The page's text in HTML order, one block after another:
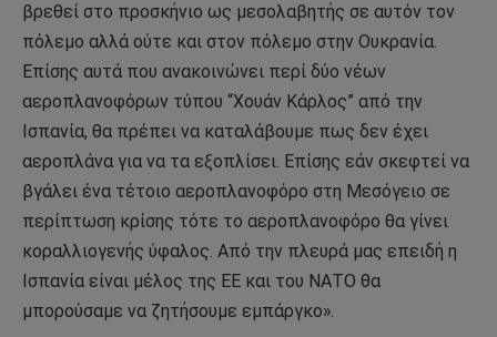
βρεθεί στο προσκήνιο ως μεσολαβητής σε αυτόν τον
πόλεμο αλλά ούτε και στον πόλεμο στην Ουκρανία.
Επίσης αυτά που ανακοινώνει περί δύο νέων
αεροπλανοφόρων τύπου “Χουάν Κάρλος” από την
Ισπανία, θα πρέπει να καταλάβουμε πως δεν έχει
αεροπλάνα για να τα εξοπλίσει. Επίσης εάν σκεφτεί να
βγάλει ένα τέτοιο αεροπλανοφόρο στη Μεσόγειο σε
περίπτωση κρίσης τότε το αεροπλανοφόρο θα γίνει
κοραλλιογενής ύφαλος. Από την πλευρά μας επειδή η
Ισπανία είναι μέλος της ΕΕ και του ΝΑΤΟ θα
μπορούσαμε να ζητήσουμε εμπάργκο».